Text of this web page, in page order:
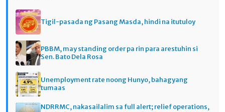
Tigil-pasada ng Pasang Masda, hindi na itutuloy
PBBM, may standing order pa rin para arestuhin si
Sen. Bato Dela Rosa
Unemployment rate noong Hunyo, bahagyang
tumaas
NDRRMC, nakasailalim sa full alert; relief operations,